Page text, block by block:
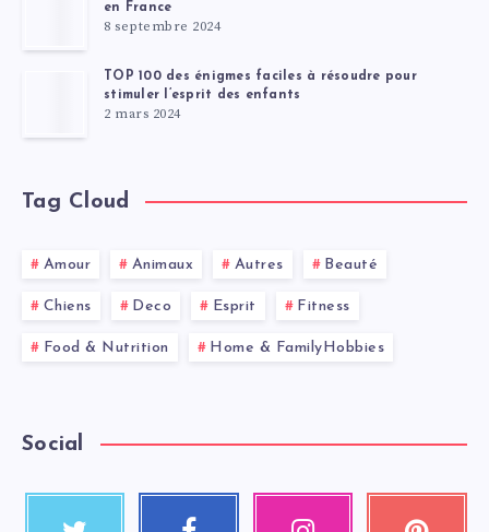
en France
8 septembre 2024
TOP 100 des énigmes faciles à résoudre pour
stimuler l’esprit des enfants
2 mars 2024
Tag Cloud
Amour Animaux Autres Beauté
Chiens Deco Esprit Fitness
Food & Nutrition Home & FamilyHobbies
Social